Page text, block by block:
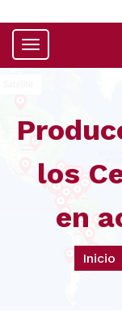
Menú
los
en
Inicio